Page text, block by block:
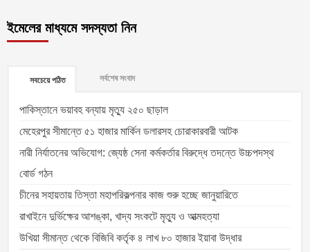
ইমেলের মাধ্যমে সদস্যতা নিন
সবচেয়ে পঠিত সর্বশেষ সংবাদ
পাকিস্তানে ভয়াবহ বন্যায় মৃত্যু ২৫০ ছাড়াল
মেহেরপুর সীমান্তে ৫১ হাজার মার্কিন ডলারসহ চোরাকারবারী আটক
নারী নির্যাতনের অভিযোগ: জ্যেষ্ঠ সেনা কর্মকর্তার বিরুদ্ধে তদন্তে উচ্চপদস্থ
বোর্ড গঠন
চীনের সহায়তায় তিস্তা মহাপরিকল্পনার কাজ শুরু হচ্ছে জানুয়ারিতে
রাখাইনে দুর্ভিক্ষের আশঙ্কা, খাদ্য সংকটে মৃত্যু ও আত্মহত্যা
উখিয়া সীমান্ত থেকে বিজিবি কর্তৃক ৪ লাখ ৮০ হাজার ইয়াবা উদ্ধার